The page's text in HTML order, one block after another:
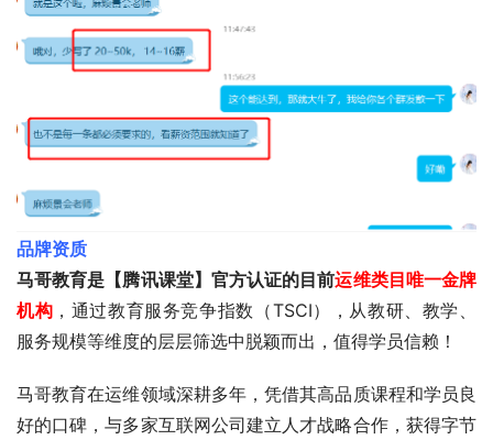
品牌资质
马哥教育是【腾讯课堂】官方认证的目前运维类目唯一金牌
机构 ，通过教育服务竞争指数（TSCI），从教研、教学、
服务规模等维度的层层筛选中脱颖而出，值得学员信赖！
马哥教育在运维领域深耕多年，凭借其高品质课程和学员良
好的口碑，与多家互联网公司建立人才战略合作，获得字节